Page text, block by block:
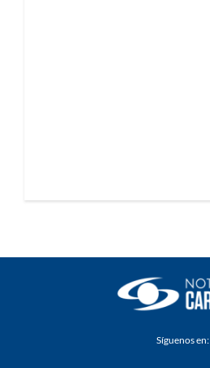
Síguenos en: